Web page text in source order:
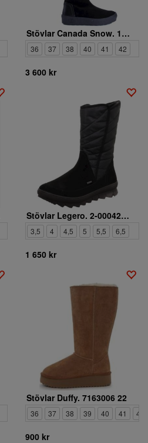
Stövlar Canada Snow. 1013571
36 37 38 40 41 42
3 600 kr
Stövlar Legero. 2-000420-0000
3,5 4 4,5 5 5,5 6,5
1 650 kr
Stövlar Duffy. 7163006 22
36 37 38 39 40 41 42
900 kr